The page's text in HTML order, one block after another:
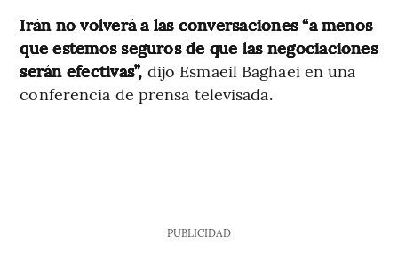
Irán no volverá a las conversaciones “a menos
que estemos seguros de que las negociaciones
serán efectivas”, dijo Esmaeil Baghaei en una
conferencia de prensa televisada.
PUBLICIDAD